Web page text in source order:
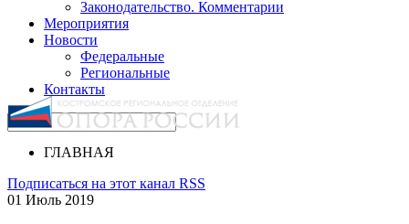
Законодательство. Комментарии
Мероприятия
Новости
Федеральные
Региональные
Контакты
ГЛАВНАЯ
Подписаться на этот канал RSS
01 Июль 2019